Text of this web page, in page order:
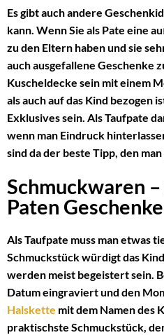
Es gibt auch andere
kann. Wenn Sie als Pate eine
zu den Eltern haben und sie
auch ausgefallene Geschenke
Kuscheldecke sein mit einem
als auch auf das Kind bezogen
Exklusives sein. Als Taufpate
wenn man Eindruck
sind da der beste Tipp, den
Schmuckwaren
Paten
Als Taufpate muss man etwas
Schmuckstück würdigt das
werden meist begeistert sein.
Datum eingraviert und den
Halskette mit dem Namen des
praktischste Schmuckstück,